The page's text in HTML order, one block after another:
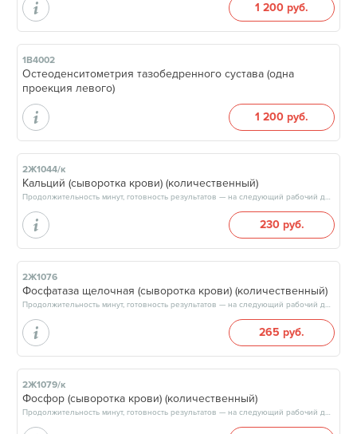
1 200 руб.
1В4002
Остеоденситометрия тазобедренного сустава (одна
проекция левого)
1 200 руб.
2Ж1044/к
Кальций (сыворотка крови) (количественный)
Продолжительность минут, готовность результатов — на следующий рабочий день, после 15:00
230 руб.
2Ж1076
Фосфатаза щелочная (сыворотка крови) (количественный)
Продолжительность минут, готовность результатов — на следующий рабочий день, после 15:00
265 руб.
2Ж1079/к
Фосфор (сыворотка крови) (количественный)
Продолжительность минут, готовность результатов — на следующий рабочий день, после 15:00